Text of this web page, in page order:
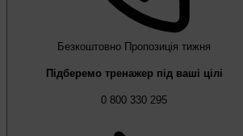
Безкоштовно Пропозиція тижня
Підберемо тренажер під ваші цілі
0 800 330 295